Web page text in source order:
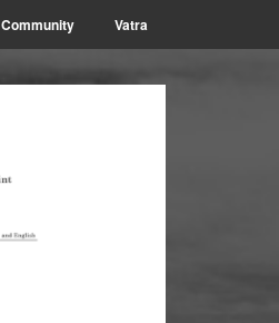
Community Vatra